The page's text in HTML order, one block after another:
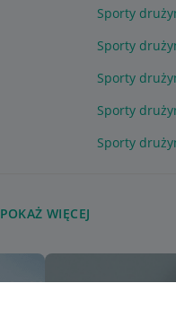
Sporty
Sporty
Sporty
Sporty
Sporty
POKAŻ WIĘCEJ